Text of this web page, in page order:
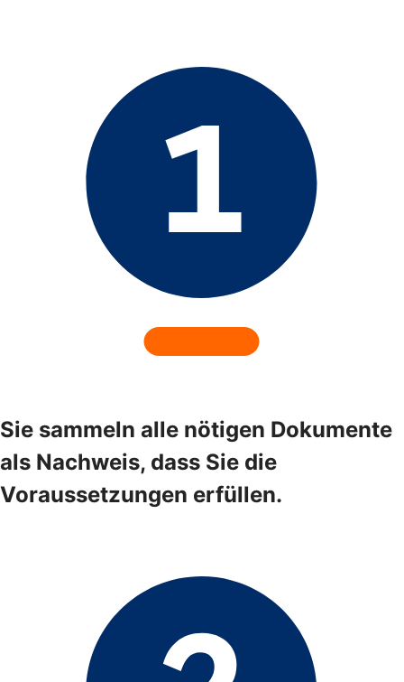
Sie sammeln alle nötigen Dokumente
als Nachweis, dass Sie die
Voraussetzungen erfüllen.